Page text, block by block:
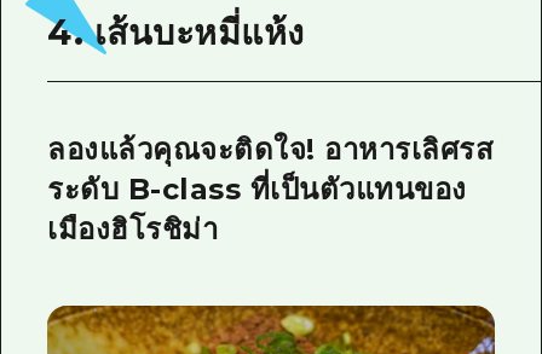
4. เส้นบะหมี่แห้ง
ลองแล้วคุณจะติดใจ! อาหารเลิศรส
ระดับ B-class ที่เป็นตัวแทนของ
เมืองฮิโรชิม่า